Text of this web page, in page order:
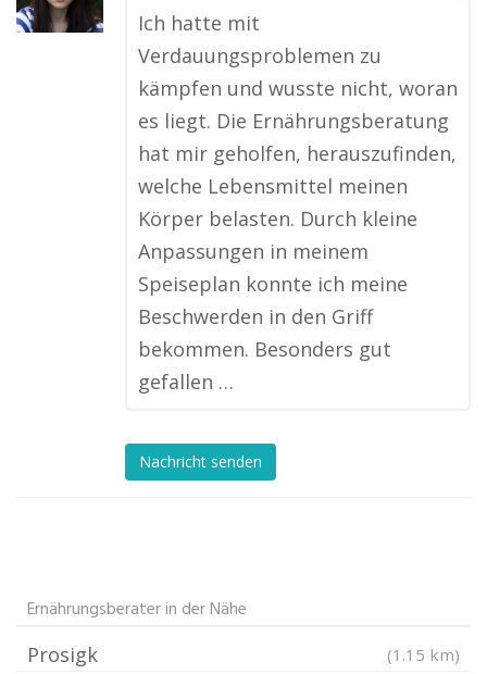
Ich hatte mit
Verdauungsproblemen zu
kämpfen und wusste nicht, woran
es liegt. Die Ernährungsberatung
hat mir geholfen, herauszufinden,
welche Lebensmittel meinen
Körper belasten. Durch kleine
Anpassungen in meinem
Speiseplan konnte ich meine
Beschwerden in den Griff
bekommen. Besonders gut
gefallen …
Nachricht senden
Ernährungsberater in der Nähe
Prosigk (1.15 km)